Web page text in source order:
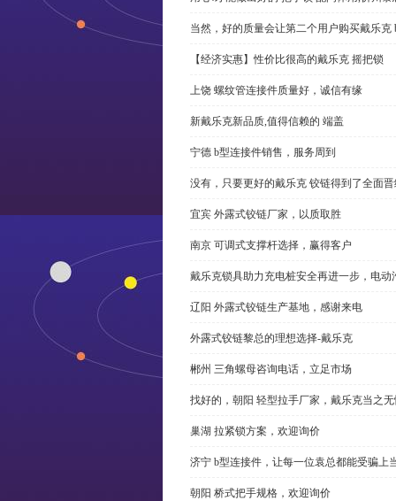
当然，好的质量会让第二个用户购买戴乐克
【经济实惠】性价比很高的戴乐克 摇把锁
上饶 螺纹管连接件质量好，诚信有缘
新戴乐克新品质,值得信赖的 端盖
宁德 b型连接件销售，服务周到
没有，只要更好的戴乐克 铰链得到了全面
宜宾 外露式铰链厂家，以质取胜
南京 可调式支撑杆选择，赢得客户
戴乐克锁具助力充电桩安全再进一步，电动
辽阳 外露式铰链生产基地，感谢来电
外露式铰链黎总的理想选择-戴乐克
郴州 三角螺母咨询电话，立足市场
找好的，朝阳 轻型拉手厂家，戴乐克当之
巢湖 拉紧锁方案，欢迎询价
济宁 b型连接件，让每一位袁总都能受骗上
朝阳 桥式把手规格，欢迎询价